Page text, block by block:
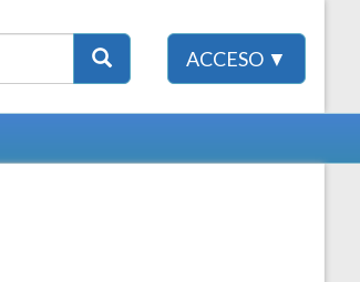
ACCESO ▼